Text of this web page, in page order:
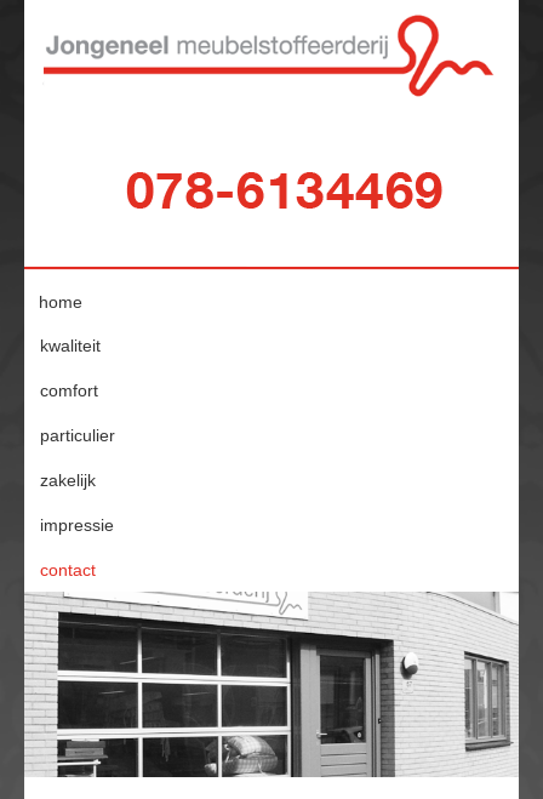
home
kwaliteit
comfort
particulier
zakelijk
impressie
contact